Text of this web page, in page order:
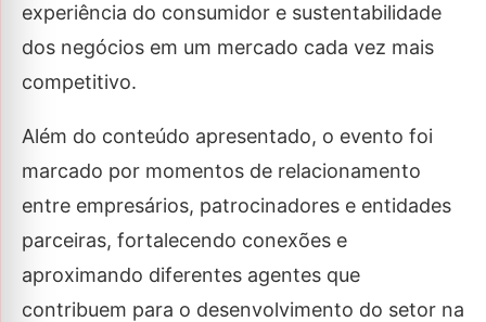
experiência do consumidor e sustentabilidade
dos negócios em um mercado cada vez mais
competitivo.
Além do conteúdo apresentado, o evento foi
marcado por momentos de relacionamento
entre empresários, patrocinadores e entidades
parceiras, fortalecendo conexões e
aproximando diferentes agentes que
contribuem para o desenvolvimento do setor na